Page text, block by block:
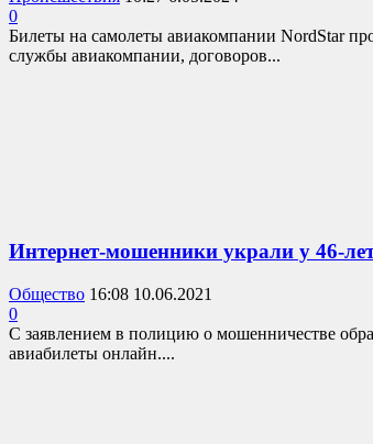
0
Билеты на самолеты авиакомпании NordStar
службы авиакомпании, договоров...
Интернет-мошенники украли у 46-
Общество 16:08 10.06.2021
0
С заявлением в полицию о мошенничестве
авиабилеты онлайн....